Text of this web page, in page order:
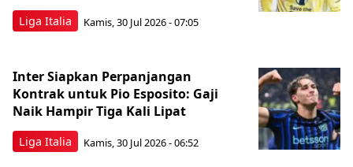
Liga Italia Kamis, 30 Jul 2026 - 07:05
Liga Italia
Inter Siapkan Perpanjangan
Kontrak untuk Pio Esposito: Gaji
Naik Hampir Tiga Kali Lipat
Kamis, 30 Jul 2026 - 06:52